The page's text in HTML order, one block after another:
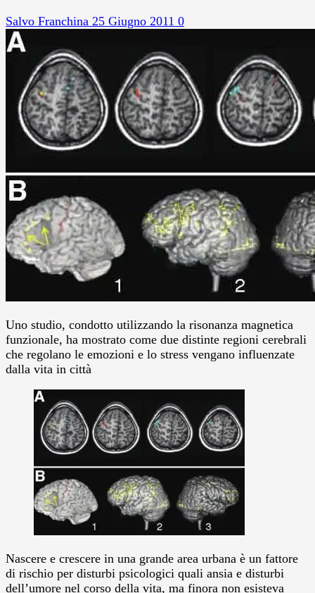
Salvo Franchina 25 Giugno 2011 0
Uno studio, condotto utilizzando la risonanza magnetica
funzionale, ha mostrato come due distinte regioni cerebrali
che regolano le emozioni e lo stress vengano influenzate
dalla vita in città
Nascere e crescere in una grande area urbana è un fattore
di rischio per disturbi psicologici quali ansia e disturbi
dell’umore nel corso della vita, ma finora non esisteva